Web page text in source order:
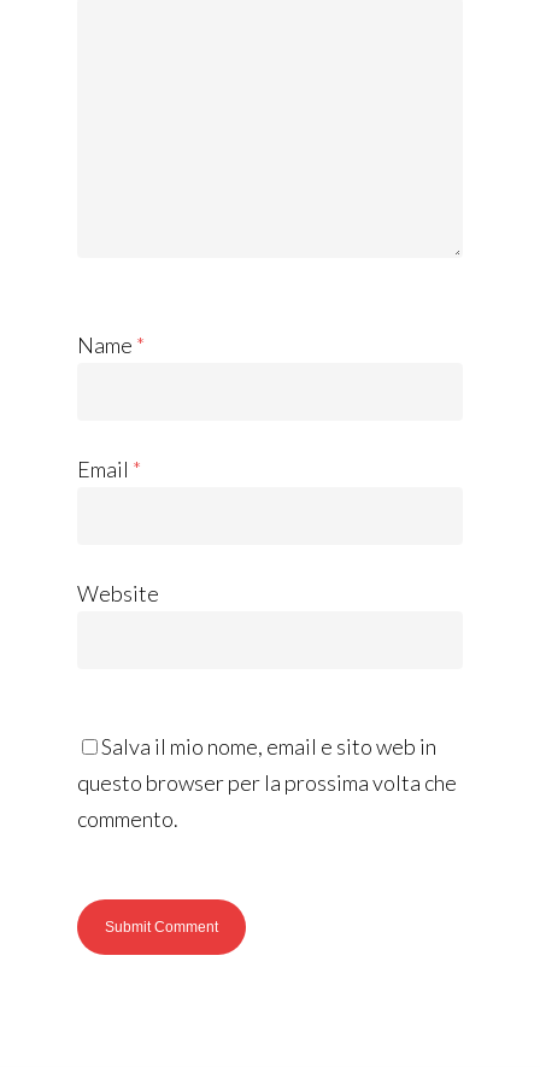
Name *
Email *
Website
Salva il mio nome, email e sito web in
questo browser per la prossima volta che
commento.